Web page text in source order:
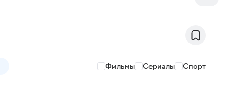
Фильмы Сериалы Спорт